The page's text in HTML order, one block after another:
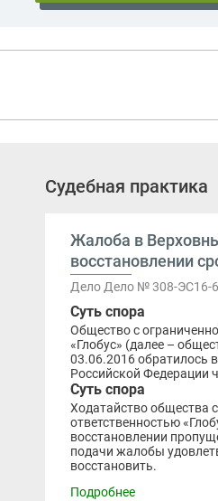
Судебная практика
Жалоба в
восстановлении
Дело Дело № 308-ЭС16-
Суть спора
Общество с
«Глобус» (далее –
03.06.2016 обратилось
Российской Федерации
Суть спора
Ходатайство общества
ответственностью
восстановлении
подачи жалобы
восстановить.
Подробнее